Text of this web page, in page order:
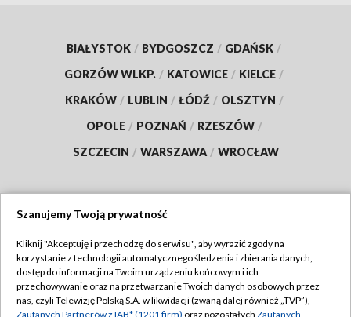
BIAŁYSTOK / BYDGOSZCZ / GDAŃSK /
GORZÓW WLKP. / KATOWICE / KIELCE /
KRAKÓW / LUBLIN / ŁÓDŹ / OLSZTYN /
OPOLE / POZNAŃ / RZESZÓW /
SZCZECIN / WARSZAWA / WROCŁAW
TVP
Abonament TVP
Emisja w TVP
Regulamin TVP
Szanujemy Twoją prywatność
Kliknij "Akceptuję i przechodzę do serwisu", aby wyrazić zgody na
korzystanie z technologii automatycznego śledzenia i zbierania danych,
dostęp do informacji na Twoim urządzeniu końcowym i ich
przechowywanie oraz na przetwarzanie Twoich danych osobowych przez
nas, czyli Telewizję Polską S.A. w likwidacji (zwaną dalej również „TVP”),
Zaufanych Partnerów z IAB* (1201 firm) oraz pozostałych Zaufanych